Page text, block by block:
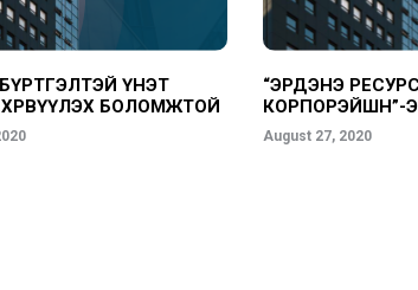
ҮНЭТ
БОЛОМЖТОЙ
“ЭРДЭНЭ
КОРПОРЭЙШН”-
МЭДЭЭЛЭЛ
August 27, 2020